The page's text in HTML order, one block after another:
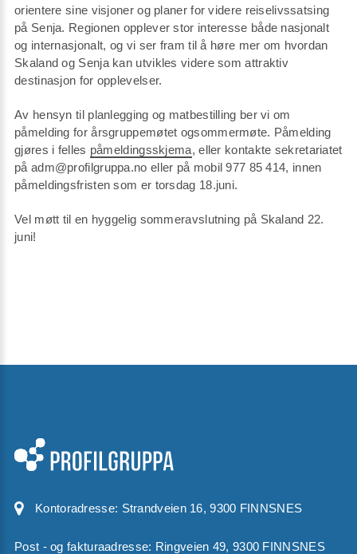
orientere sine visjoner og planer for videre reiselivssatsing
på Senja. Regionen opplever stor interesse både nasjonalt
og internasjonalt, og vi ser fram til å høre mer om hvordan
Skaland og Senja kan utvikles videre som attraktiv
destinasjon for opplevelser.
Av hensyn til planlegging og matbestilling ber vi om
påmelding for årsgruppemøtet ogsommermøte. Påmelding
gjøres i felles påmeldingsskjema, eller kontakte sekretariatet
på adm@profilgruppa.no eller på mobil 977 85 414, innen
påmeldingsfristen som er torsdag 18.juni.
Vel møtt til en hyggelig sommeravslutning på Skaland 22.
juni!
Kontoradresse: Strandveien 16, 9300 FINNSNES
Post - og fakturaadresse: Ringveien 49, 9300 FINNSNES